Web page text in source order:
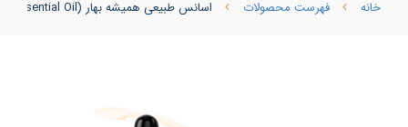
خانه فهرست محصولات اسانس طبیعی همیشه بهار (Calendula Essential Oil)